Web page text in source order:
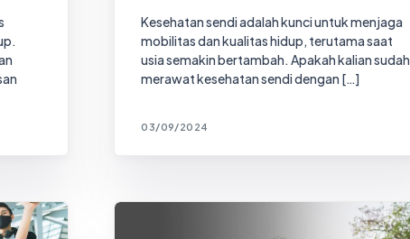
Kesehatan sendi adalah kunci untuk menjaga
mobilitas dan kualitas hidup, terutama saat
usia semakin bertambah. Apakah kalian sudah
merawat kesehatan sendi dengan […]
03/09/2024